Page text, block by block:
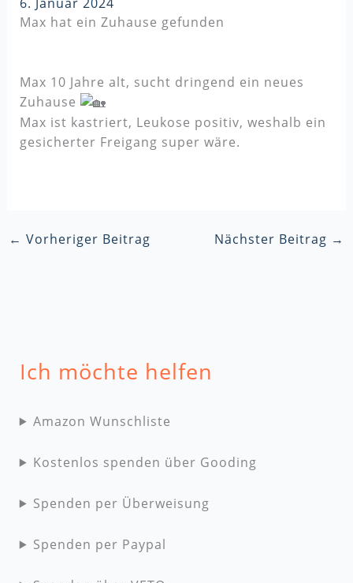
Max hat ein Zuhause gefunden
Max 10 Jahre alt, sucht dringend ein neues
Zuhause
Max ist kastriert, Leukose positiv, weshalb ein
gesicherter Freigang super wäre.
← Vorheriger Beitrag Nächster Beitrag →
Ich möchte helfen
Amazon Wunschliste
Kostenlos spenden über Gooding
Spenden per Überweisung
Spenden per Paypal